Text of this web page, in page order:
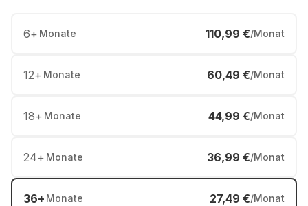
6+ Monate 110,99 €/Monat
12+ Monate 60,49 €/Monat
18+ Monate 44,99 €/Monat
24+ Monate 36,99 €/Monat
36+ Monate 27,49 €/Monat